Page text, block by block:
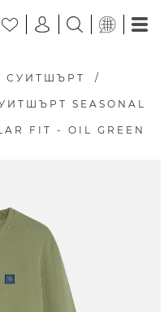
СУИТШЪРТ /
SEASONAL
FIT - OIL GREEN